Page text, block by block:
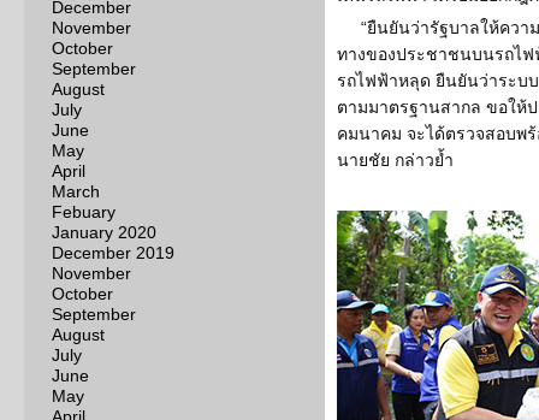
December
November
October
September
August
July
June
May
April
March
Febuary
January 2020
December 2019
November
October
September
August
July
June
May
“ยืนยันว่ารัฐบาลให้ควา
ทางของประชาชนบนรถไฟ
รถไฟฟ้าหลุด ยืนยันว่าระบ
ตามมาตรฐานสากล ขอให้
คมนาคม จะได้ตรวจสอบพ
นายชัย กล่าวย้ำ